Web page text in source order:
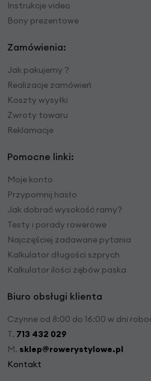
Instrukcje video
Bony prezentowe
Zamówienia:
Jak pakujemy ?
Realizacje zamówień
Koszty wysyłki
Zwroty towaru
Reklamacje
Pomocne linki:
Moje konto
Przypomnij hasło
Jak dobrać wysokość ramy?
Testy i porady rowerowe
Najczęściej zadawane pytania
Kalkulator długości szprych
Kalkulator ilości zębów paska
Biuro obsługi klienta
Czynne od 8:00 do 16:00 w dni
T. 713 432 029
M. sklep@rowerystylowe.pl
Kontakt